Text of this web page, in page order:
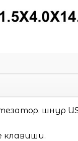
шнур
клавиши.